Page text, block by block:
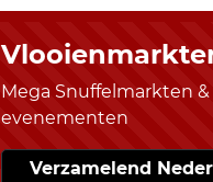
Mega Snuffelmarkten &
evenementen
Verzamelend